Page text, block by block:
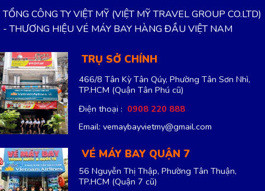
TỔNG CÔNG TY VIỆT MỸ (VIỆT MỸ TRAVEL GROUP CO.LTD)
- THƯƠNG HIỆU VÉ MÁY BAY HÀNG ĐẦU VIỆT NAM
TRỤ SỞ CHÍNH
466/8 Tân Kỳ Tân Qúy, Phường Tân Sơn Nhì,
TP.HCM (Quận Tân Phú cũ)
Điện thoại : 0908 220 888
Email: vemaybayvietmy@gmail.com
VÉ MÁY BAY QUẬN 7
56 Nguyễn Thị Thập, Phường Tân Thuận,
TP.HCM (Quận 7 cũ)